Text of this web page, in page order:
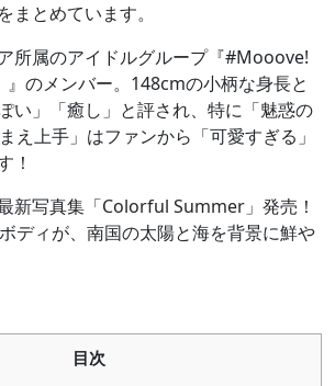
まとめています。
所属のアイドルグループ『#Mooove!
』のメンバー。148cmの小柄な身長と
い」「癒し」と評され、特に「魅惑の
え上手」はファンから「可愛すぎる」
！
新写真集「Colorful Summer」発売！
ディが、南国の太陽と海を背景に鮮や
目次